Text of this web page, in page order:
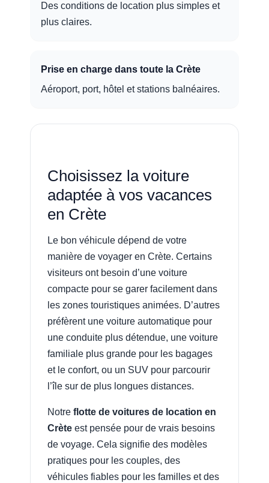
Des conditions de location plus simples et
plus claires.
Prise en charge dans toute la Crète
Aéroport, port, hôtel et stations balnéaires.
Choisissez la voiture
adaptée à vos vacances
en Crète
Le bon véhicule dépend de votre
manière de voyager en Crète. Certains
visiteurs ont besoin d’une voiture
compacte pour se garer facilement dans
les zones touristiques animées. D’autres
préfèrent une voiture automatique pour
une conduite plus détendue, une voiture
familiale plus grande pour les bagages
et le confort, ou un SUV pour parcourir
l’île sur de plus longues distances.
Notre flotte de voitures de location en
Crète est pensée pour de vrais besoins
de voyage. Cela signifie des modèles
pratiques pour les couples, des
véhicules fiables pour les familles et des